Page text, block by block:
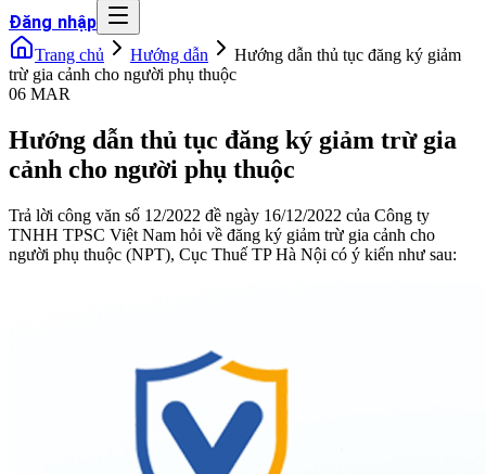
Đăng nhập
Trang chủ Hướng dẫn
Hướng dẫn thủ tục đăng ký giảm
trừ gia cảnh cho người phụ thuộc
06 MAR
Hướng dẫn thủ tục đăng ký giảm trừ gia
cảnh cho người phụ thuộc
Trả lời công văn số 12/2022 đề ngày 16/12/2022 của Công ty
TNHH TPSC Việt Nam hỏi về đăng ký giảm trừ gia cảnh cho
người phụ thuộc (NPT), Cục Thuế TP Hà Nội có ý kiến như sau: